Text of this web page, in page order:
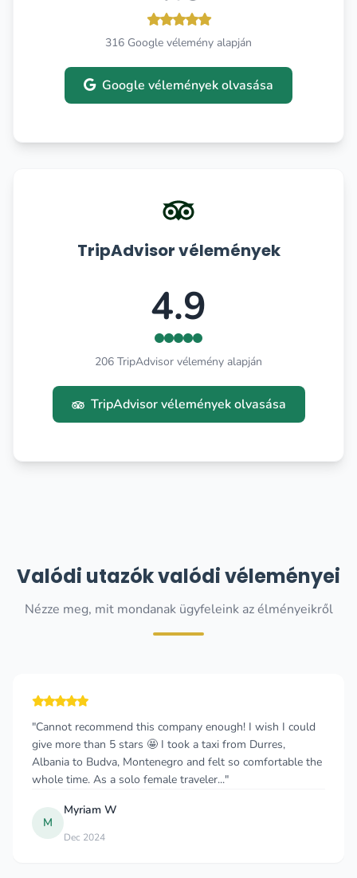
316 Google vélemény alapján
Google vélemények olvasása
TripAdvisor vélemények
4.9
206 TripAdvisor vélemény alapján
TripAdvisor vélemények olvasása
Valódi utazók valódi véleményei
Nézze meg, mit mondanak ügyfeleink az élményeikről
"Cannot recommend this company enough! I wish I could
give more than 5 stars 🤩 I took a taxi from Durres,
Albania to Budva, Montenegro and felt so comfortable the
whole time. As a solo female traveler..."
M
Myriam W
Dec 2024